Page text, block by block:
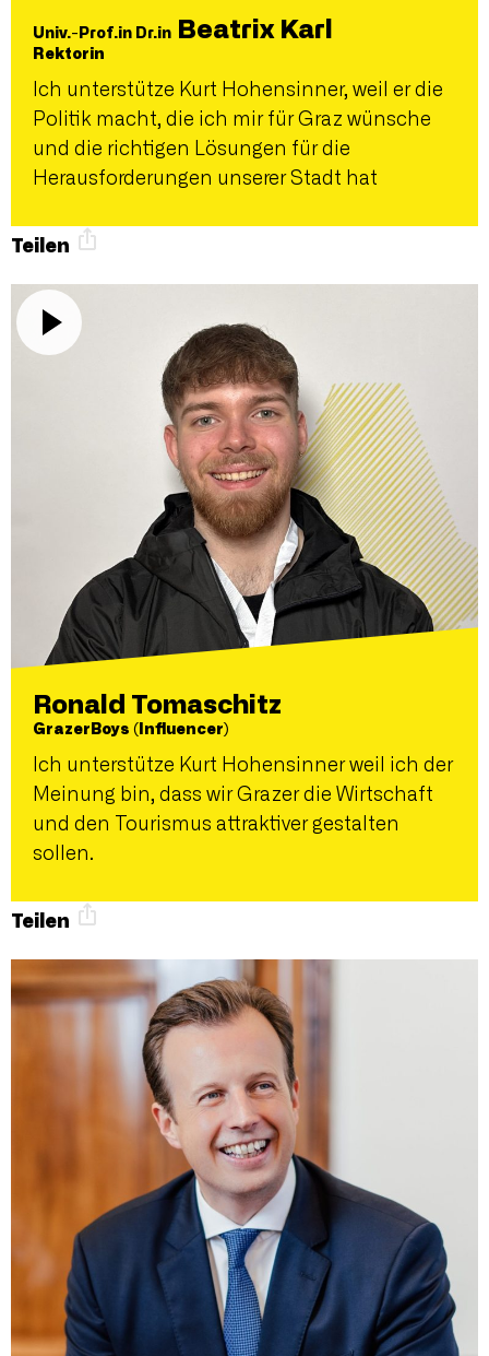
Univ.-Prof.in Dr.in Beatrix Karl
Rektorin
Ich unterstütze Kurt Hohensinner, weil er die
Politik macht, die ich mir für Graz wünsche
und die richtigen Lösungen für die
Herausforderungen unserer Stadt hat
Teilen
Ronald Tomaschitz
GrazerBoys (Influencer)
Ich unterstütze Kurt Hohensinner weil ich der
Meinung bin, dass wir Grazer die Wirtschaft
und den Tourismus attraktiver gestalten
sollen.
Teilen